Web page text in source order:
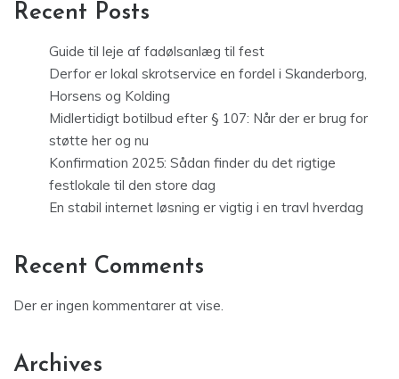
Recent Posts
Guide til leje af fadølsanlæg til fest
Derfor er lokal skrotservice en fordel i Skanderborg,
Horsens og Kolding
Midlertidigt botilbud efter § 107: Når der er brug for
støtte her og nu
Konfirmation 2025: Sådan finder du det rigtige
festlokale til den store dag
En stabil internet løsning er vigtig i en travl hverdag
Recent Comments
Der er ingen kommentarer at vise.
Archives